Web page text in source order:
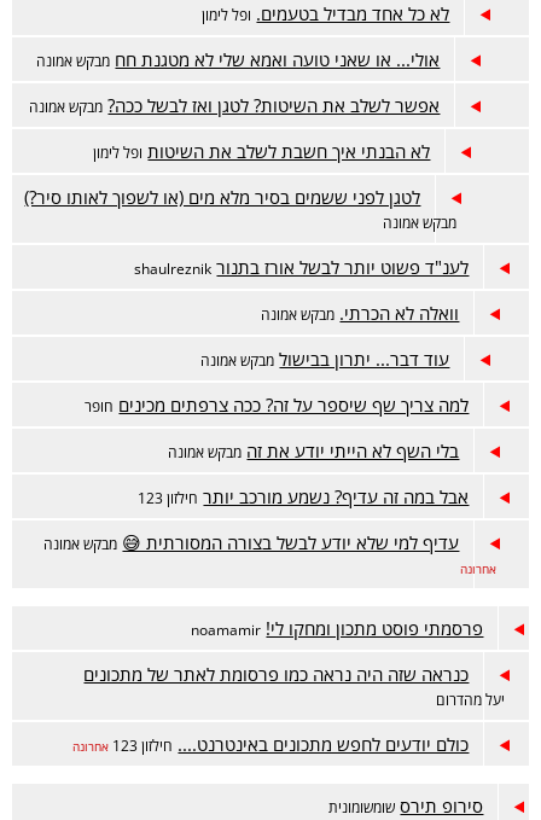
לא כל אחד מבדיל בטעמים. ופל לימון
אולי... או שאני טועה ואמא שלי לא מטגנת חח מבקש אמונה
אפשר לשלב את השיטות? לטגן ואז לבשל ככה? מבקש אמונה
לא הבנתי איך חשבת לשלב את השיטות ופל לימון
לטגן לפני ששמים בסיר מלא מים (או לשפוך לאותו סיר?)
מבקש אמונה
לענ"ד פשוט יותר לבשל אורז בתנור shaulreznik
וואלה לא הכרתי. מבקש אמונה
עוד דבר... יתרון בבישול מבקש אמונה
למה צריך שף שיספר על זה? ככה צרפתים מכינים חופר
בלי השף לא הייתי יודע את זה מבקש אמונה
אבל במה זה עדיף? נשמע מורכב יותר חילזון 123
עדיף למי שלא יודע לבשל בצורה המסורתית 😅 מבקש אמונה
אחרונה
פרסמתי פוסט מתכון ומחקו לי! noamamir
כנראה שזה היה נראה כמו פרסומת לאתר של מתכונים
יעל מהדרום
כולם יודעים לחפש מתכונים באינטרנט.... חילזון 123 אחרונה
סירופ תירס שומשומונית